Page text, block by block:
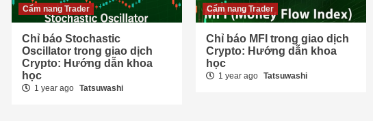
Cẩm nang Trader
Chỉ báo Stochastic
Oscillator trong giao dịch
Crypto: Hướng dẫn khoa
học
1 year ago Tatsuwashi
Cẩm nang Trader
Chỉ báo MFI trong giao dịch
Crypto: Hướng dẫn khoa
học
1 year ago Tatsuwashi